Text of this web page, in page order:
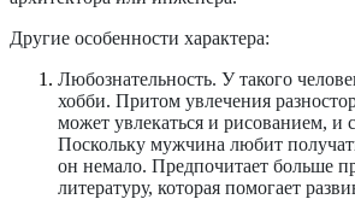
Другие особенности характера:
Любознательность. У такого
хобби. Притом увлечения
может увлекаться и рисованием, и
Поскольку мужчина любит
он немало. Предпочитает больше
литературу, которая помогает